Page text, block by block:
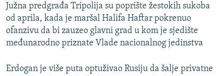
Južna predgrađa Tripolija su poprište žestokih sukoba
od aprila, kada je maršal Halifa Haftar pokrenuo
ofanzivu da bi zauzeo glavni grad u kom je sjedište
međunarodno priznate Vlade nacionalnog jedinstva
Erdogan je više puta optuživao Rusiju da šalje privatne